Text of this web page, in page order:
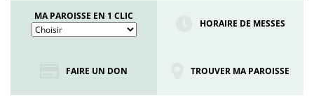
MA PAROISSE EN 1 CLIC
HORAIRE DE MESSES
FAIRE UN DON TROUVER MA PAROISSE